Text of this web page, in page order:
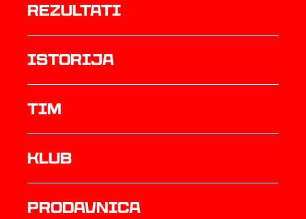
rezultati
istorija
TIM
Klub
prodavnica